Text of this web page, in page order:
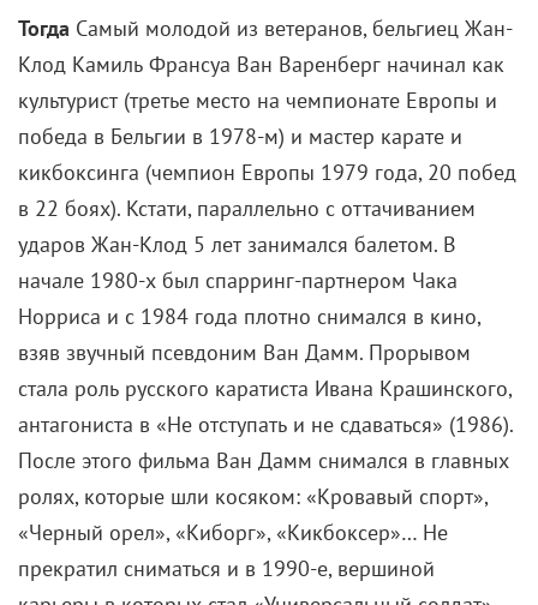
Это платье шили для Кристины в одном из
московских ателье. И индивидуальный подход
виден сразу: прекрасная посадка — главный плюс
наряда. А приспущенные плечи, красиво
подчеркнувшие ключицы, — один из трендов
сезона наград.
Сирша Ронан, «Оскар», платье Gucci